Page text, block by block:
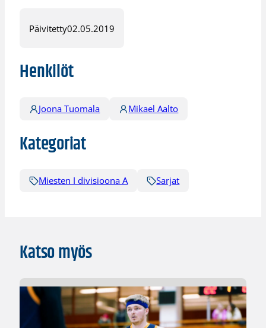
Päivitetty02.05.2019
Henkilöt
Joona Tuomala Mikael Aalto
Kategoriat
Miesten I divisioona A Sarjat
Katso myös